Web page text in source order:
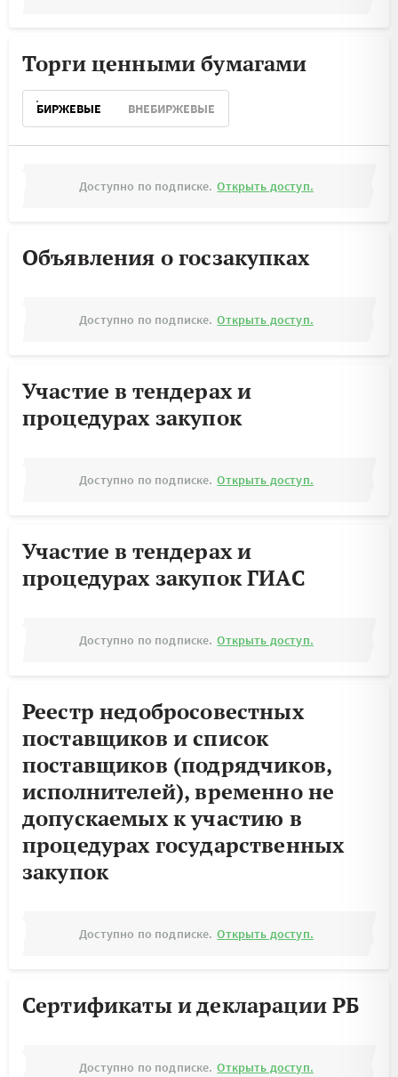
Торги ценными бумагами
БИРЖЕВЫЕ ВНЕБИРЖЕВЫЕ
Доступно по подписке. Открыть доступ.
Объявления о госзакупках
Доступно по подписке. Открыть доступ.
Участие в тендерах и
процедурах закупок
Доступно по подписке. Открыть доступ.
Участие в тендерах и
процедурах закупок ГИАС
Доступно по подписке. Открыть доступ.
Реестр недобросовестных
поставщиков и список
поставщиков (подрядчиков,
исполнителей), временно не
допускаемых к участию в
процедурах государственных
закупок
Доступно по подписке. Открыть доступ.
Сертификаты и декларации РБ
Доступно по подписке. Открыть доступ.